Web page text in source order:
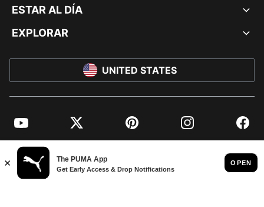
ESTAR AL DÍA
EXPLORAR
UNITED STATES
YouTube Twitter Pinterest Instagram
© PUMA NORTH AMERICA, INC.
IMPRINT AND LEGAL DATA